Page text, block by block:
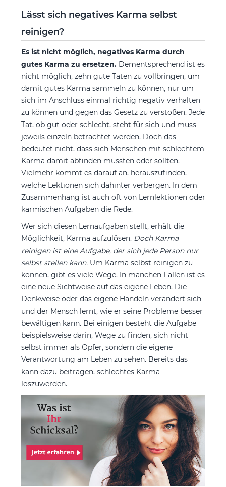
Lässt sich negatives Karma selbst
reinigen?
Es ist nicht möglich, negatives Karma durch
gutes Karma zu ersetzen. Dementsprechend ist es
nicht möglich, zehn gute Taten zu vollbringen, um
damit gutes Karma sammeln zu können, nur um
sich im Anschluss einmal richtig negativ verhalten
zu können und gegen das Gesetz zu verstoßen. Jede
Tat, ob gut oder schlecht, steht für sich und muss
jeweils einzeln betrachtet werden. Doch das
bedeutet nicht, dass sich Menschen mit schlechtem
Karma damit abfinden müssten oder sollten.
Vielmehr kommt es darauf an, herauszufinden,
welche Lektionen sich dahinter verbergen. In dem
Zusammenhang ist auch oft von Lernlektionen oder
karmischen Aufgaben die Rede.
Wer sich diesen Lernaufgaben stellt, erhält die
Möglichkeit, Karma aufzulösen. Doch Karma
reinigen ist eine Aufgabe, der sich jede Person nur
selbst stellen kann. Um Karma selbst reinigen zu
können, gibt es viele Wege. In manchen Fällen ist es
eine neue Sichtweise auf das eigene Leben. Die
Denkweise oder das eigene Handeln verändert sich
und der Mensch lernt, wie er seine Probleme besser
bewältigen kann. Bei einigen besteht die Aufgabe
beispielsweise darin, Wege zu finden, sich nicht
selbst immer als Opfer, sondern die eigene
Verantwortung am Leben zu sehen. Bereits das
kann dazu beitragen, schlechtes Karma
loszuwerden.